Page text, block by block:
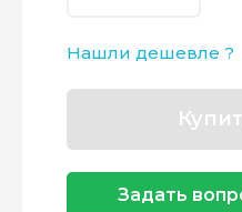
Нашли дешевле ?
Задать
сегодня
–
Через 2
недели
–